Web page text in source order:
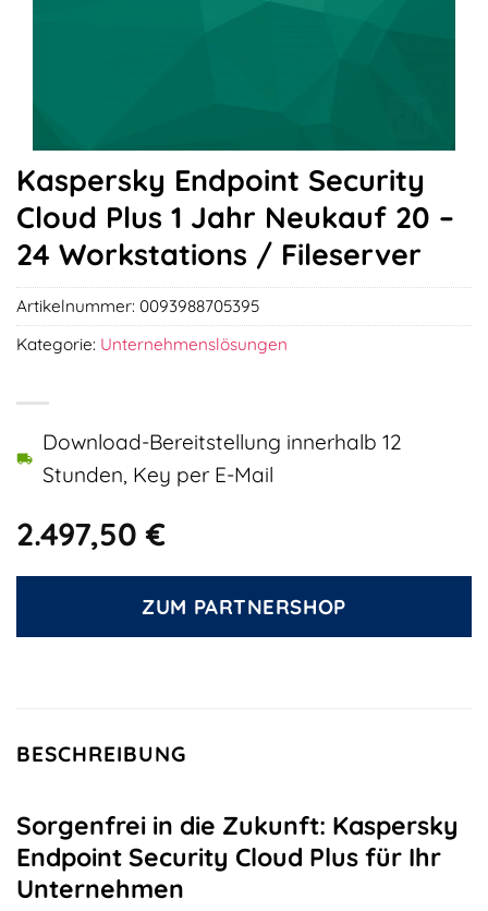
Kaspersky Endpoint Security
Cloud Plus 1 Jahr Neukauf 20 –
24 Workstations / Fileserver
2.497,50€
Download-Bereitstellung innerhalb 12
Stunden, Key per E-Mail
ZUM PARTNERSHOP
Artikelnummer: 0093988705395
Kategorie: Unternehmenslösungen
BESCHREIBUNG
Sorgenfrei in die Zukunft: Kaspersky
Endpoint Security Cloud Plus für Ihr
Unternehmen